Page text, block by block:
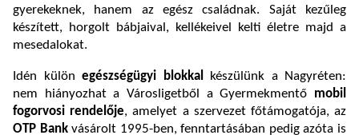
gyerekeknek, hanem az egész családnak. Saját kezűleg
készített, horgolt bábjaival, kellékeivel kelti életre majd a
mesedalokat.
Idén külön egészségügyi blokkal
készülünk a Nagyréten:
nem hiányozhat a Városligetből a Gyermekmentő mobil
fogorvosi rendelője, amelyet a szervezet főtámogatója, az
OTP Bankvásárolt 1995-ben, fenntartásában pedig azóta is